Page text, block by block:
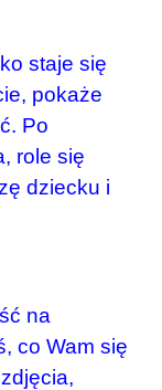
staje się
pokaże
Po
role się
dziecku i
na
co Wam się